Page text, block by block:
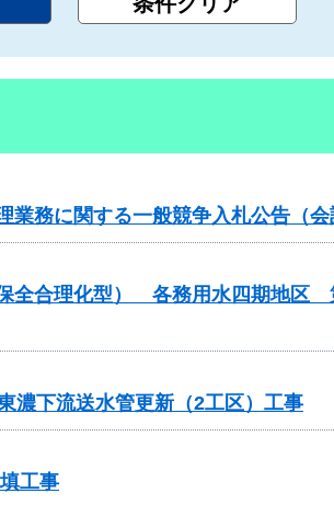
務に関する一般競争入札公告（会
全合理化型） 各務用水四期地区
濃下流送水管更新（2工区）工事
工事